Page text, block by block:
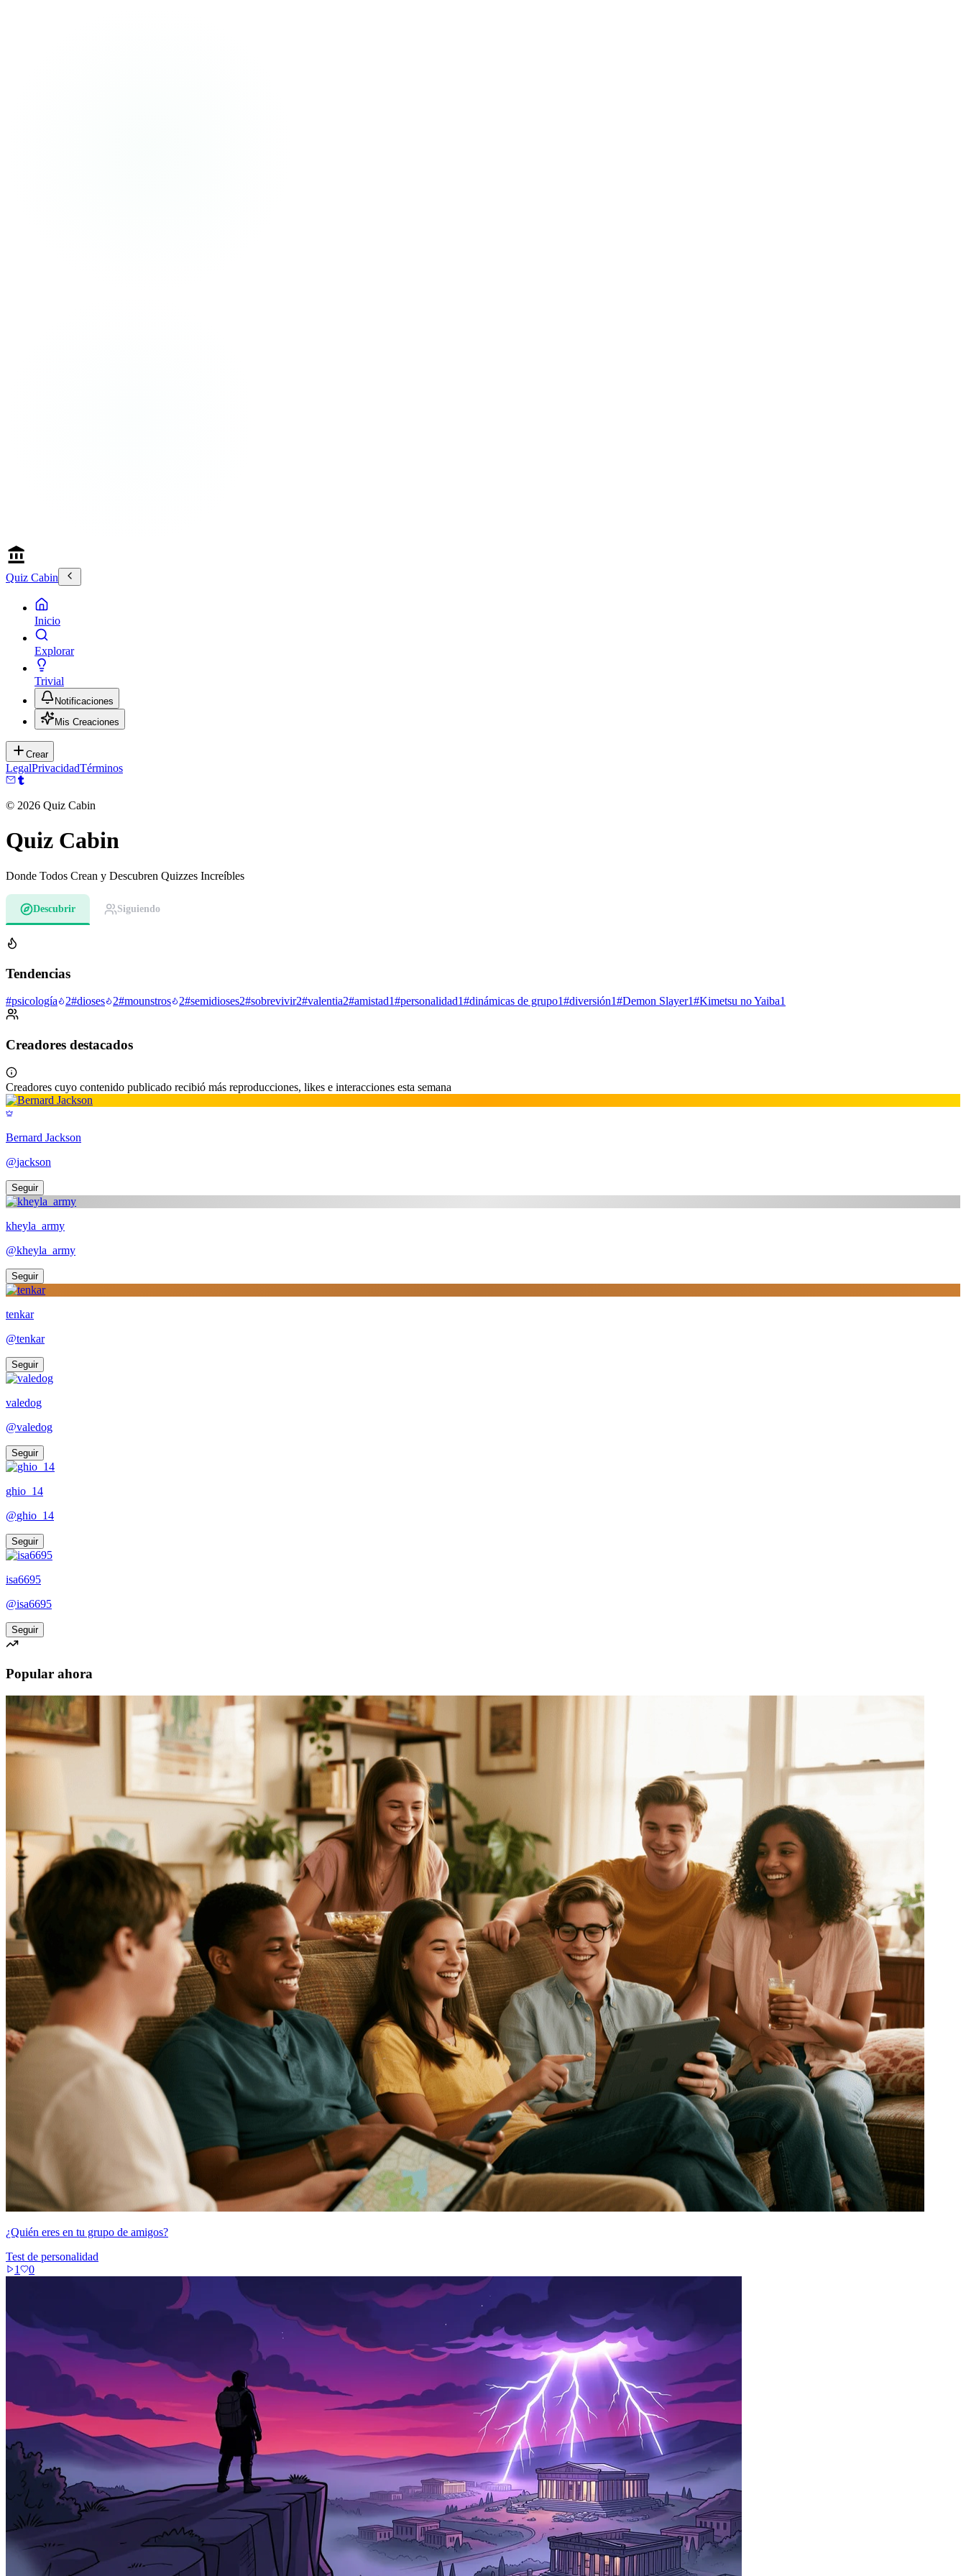
Quiz Cabin
Inicio
Explorar
Trivial
Notificaciones
Mis Creaciones
Crear
LegalPrivacidadTérminos
© 2026 Quiz Cabin
Quiz Cabin
Donde Todos Crean y Descubren Quizzes Increíbles
Descubrir Siguiendo
Tendencias
#psicología 2#dioses 2#mounstros 2#semidioses2#sobrevivir2#valentia2#amistad1#personalidad1#dinámicas de grupo1#diversión1#Demon Slayer1#Kimetsu no Yaiba1
Creadores destacados
Creadores cuyo contenido publicado recibió más reproducciones, likes e interacciones esta semana
Bernard Jackson
@jackson
Seguir
kheyla_army
@kheyla_army
Seguir
tenkar
@tenkar
Seguir
valedog
@valedog
Seguir
ghio_14
@ghio_14
Seguir
isa6695
@isa6695
Seguir
Popular ahora
¿Quién eres en tu grupo de amigos?
Test de personalidad
1
0